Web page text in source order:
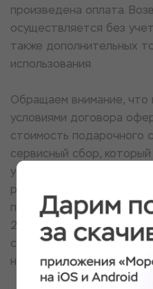
произведена оплата.
осуществляется без
также дополнительных
использования.
Обращаем внимание, что
условиями договора
стоимость подарочного
сервисный сбор,
услуги Агента по приему
реализации подарочных
площадке Агента, размер
20% от стоимости
стоимость сертификата.
не подлежит возврату.